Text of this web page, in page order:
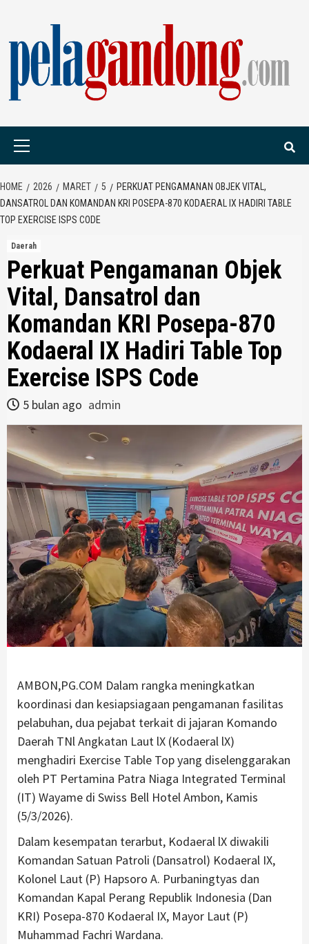
content
HOME 2026 MARET 5
PERKUAT PENGAMANAN OBJEK VITAL,
DANSATROL DAN KOMANDAN KRI POSEPA-870 KODAERAL IX HADIRI TABLE
TOP EXERCISE ISPS CODE
Daerah
Perkuat Pengamanan Objek
Vital, Dansatrol dan
Komandan KRI Posepa-870
Kodaeral IX Hadiri Table Top
Exercise ISPS Code
5 bulan ago admin
AMBON,PG.COM Dalam rangka meningkatkan
koordinasi dan kesiapsiagaan pengamanan fasilitas
pelabuhan, dua pejabat terkait di jajaran Komando
Daerah TNl Angkatan Laut lX (Kodaeral lX)
menghadiri Exercise Table Top yang diselenggarakan
oleh PT Pertamina Patra Niaga Integrated Terminal
(IT) Wayame di Swiss Bell Hotel Ambon, Kamis
(5/3/2026).
Dalam kesempatan terarbut, Kodaeral lX diwakili
Komandan Satuan Patroli (Dansatrol) Kodaeral IX,
Kolonel Laut (P) Hapsoro A. Purbaningtyas dan
Komandan Kapal Perang Republik Indonesia (Dan
KRI) Posepa-870 Kodaeral IX, Mayor Laut (P)
Muhammad Fachri Wardana.